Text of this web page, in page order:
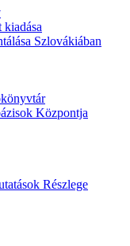
Szlovákiában
Központja
Részlege